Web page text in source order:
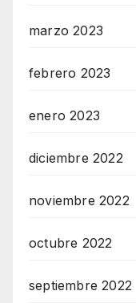
marzo 2023
febrero 2023
enero 2023
diciembre 2022
noviembre 2022
octubre 2022
septiembre 2022